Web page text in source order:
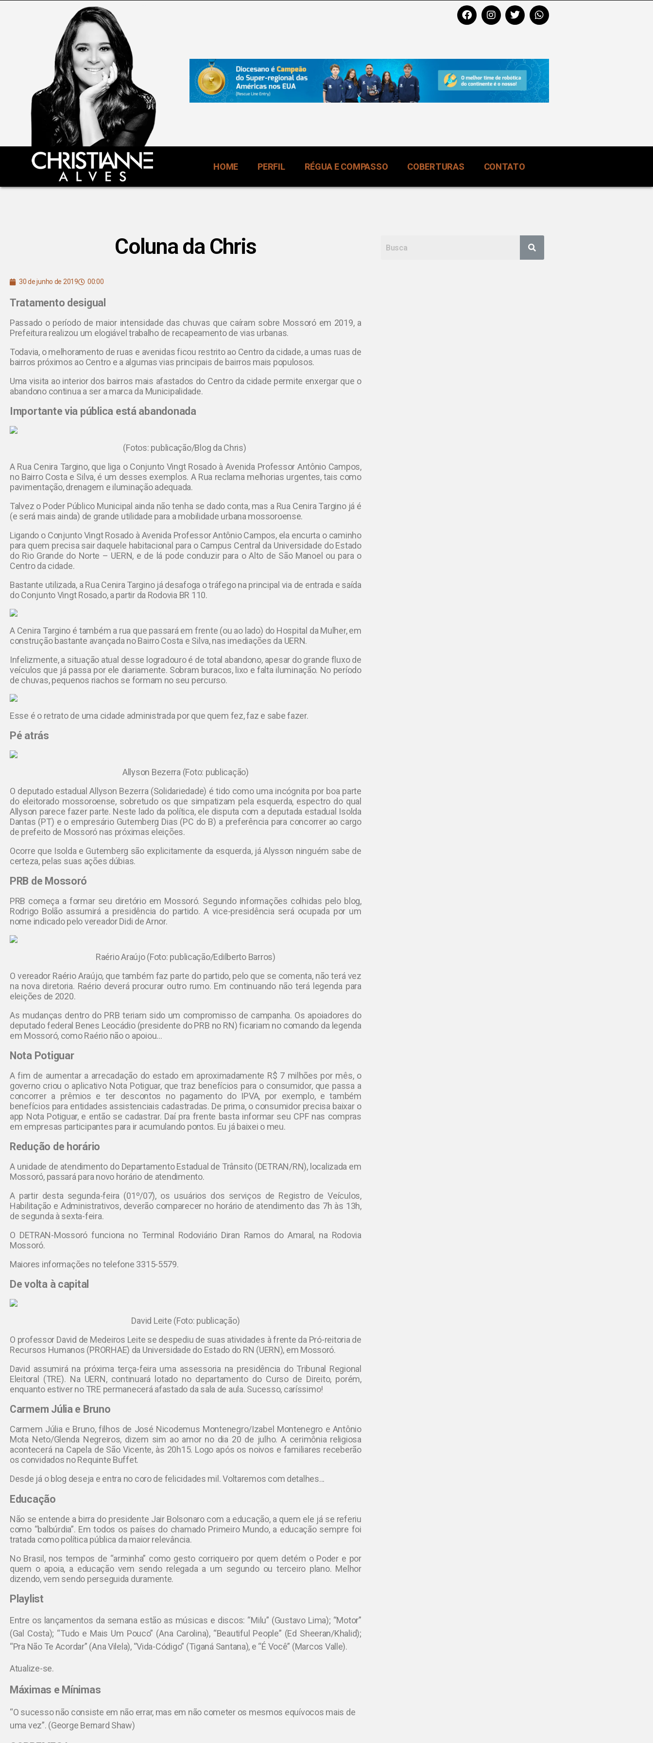
HOME PERFIL RÉGUA E COMPASSO COBERTURAS CONTATO
Coluna da Chris
30 de junho de 2019 00:00
Tratamento desigual
Passado o período de maior intensidade das chuvas que caíram sobre Mossoró em 2019, a
Prefeitura realizou um elogiável trabalho de recapeamento de vias urbanas.
Todavia, o melhoramento de ruas e avenidas ficou restrito ao Centro da cidade, a umas ruas de
bairros próximos ao Centro e a algumas vias principais de bairros mais populosos.
Uma visita ao interior dos bairros mais afastados do Centro da cidade permite enxergar que o
abandono continua a ser a marca da Municipalidade.
Importante via pública está abandonada
(Fotos: publicação/Blog da Chris)
A Rua Cenira Targino, que liga o Conjunto Vingt Rosado à Avenida Professor Antônio Campos,
no Bairro Costa e Silva, é um desses exemplos. A Rua reclama melhorias urgentes, tais como
pavimentação, drenagem e iluminação adequada.
Talvez o Poder Público Municipal ainda não tenha se dado conta, mas a Rua Cenira Targino já é
(e será mais ainda) de grande utilidade para a mobilidade urbana mossoroense.
Ligando o Conjunto Vingt Rosado à Avenida Professor Antônio Campos, ela encurta o caminho
para quem precisa sair daquele habitacional para o Campus Central da Universidade do Estado
do Rio Grande do Norte – UERN, e de lá pode conduzir para o Alto de São Manoel ou para o
Centro da cidade.
Bastante utilizada, a Rua Cenira Targino já desafoga o tráfego na principal via de entrada e saída
do Conjunto Vingt Rosado, a partir da Rodovia BR 110.
A Cenira Targino é também a rua que passará em frente (ou ao lado) do Hospital da Mulher, em
construção bastante avançada no Bairro Costa e Silva, nas imediações da UERN.
Infelizmente, a situação atual desse logradouro é de total abandono, apesar do grande fluxo de
veículos que já passa por ele diariamente. Sobram buracos, lixo e falta iluminação. No período
de chuvas, pequenos riachos se formam no seu percurso.
Esse é o retrato de uma cidade administrada por que quem fez, faz e sabe fazer.
Pé atrás
Allyson Bezerra (Foto: publicação)
O deputado estadual Allyson Bezerra (Solidariedade) é tido como uma incógnita por boa parte
do eleitorado mossoroense, sobretudo os que simpatizam pela esquerda, espectro do qual
Allyson parece fazer parte. Neste lado da política, ele disputa com a deputada estadual Isolda
Dantas (PT) e o empresário Gutemberg Dias (PC do B) a preferência para concorrer ao cargo
de prefeito de Mossoró nas próximas eleições.
Ocorre que Isolda e Gutemberg são explicitamente da esquerda, já Alysson ninguém sabe de
certeza, pelas suas ações dúbias.
PRB de Mossoró
PRB começa a formar seu diretório em Mossoró. Segundo informações colhidas pelo blog,
Rodrigo Bolão assumirá a presidência do partido. A vice-presidência será ocupada por um
nome indicado pelo vereador Didi de Arnor.
Raério Araújo (Foto: publicação/Edilberto Barros)
O vereador Raério Araújo, que também faz parte do partido, pelo que se comenta, não terá vez
na nova diretoria. Raério deverá procurar outro rumo. Em continuando não terá legenda para
eleições de 2020.
As mudanças dentro do PRB teriam sido um compromisso de campanha. Os apoiadores do
deputado federal Benes Leocádio (presidente do PRB no RN) ficariam no comando da legenda
em Mossoró, como Raério não o apoiou…
Nota Potiguar
A fim de aumentar a arrecadação do estado em aproximadamente R$ 7 milhões por mês, o
governo criou o aplicativo Nota Potiguar, que traz benefícios para o consumidor, que passa a
concorrer a prêmios e ter descontos no pagamento do IPVA, por exemplo, e também
benefícios para entidades assistenciais cadastradas. De prima, o consumidor precisa baixar o
app Nota Potiguar, e então se cadastrar. Daí pra frente basta informar seu CPF nas compras
em empresas participantes para ir acumulando pontos. Eu já baixei o meu.
Redução de horário
A unidade de atendimento do Departamento Estadual de Trânsito (DETRAN/RN), localizada em
Mossoró, passará para novo horário de atendimento.
A partir desta segunda-feira (01º/07), os usuários dos serviços de Registro de Veículos,
Habilitação e Administrativos, deverão comparecer no horário de atendimento das 7h às 13h,
de segunda à sexta-feira.
O DETRAN-Mossoró funciona no Terminal Rodoviário Diran Ramos do Amaral, na Rodovia
Mossoró.
Maiores informações no telefone 3315-5579.
De volta à capital
David Leite (Foto: publicação)
O professor David de Medeiros Leite se despediu de suas atividades à frente da Pró-reitoria de
Recursos Humanos (PRORHAE) da Universidade do Estado do RN (UERN), em Mossoró.
David assumirá na próxima terça-feira uma assessoria na presidência do Tribunal Regional
Eleitoral (TRE). Na UERN, continuará lotado no departamento do Curso de Direito, porém,
enquanto estiver no TRE permanecerá afastado da sala de aula. Sucesso, caríssimo!
Carmem Júlia e Bruno
Carmem Júlia e Bruno, filhos de José Nicodemus Montenegro/Izabel Montenegro e Antônio
Mota Neto/Glenda Negreiros, dizem sim ao amor no dia 20 de julho. A cerimônia religiosa
acontecerá na Capela de São Vicente, às 20h15. Logo após os noivos e familiares receberão
os convidados no Requinte Buffet.
Desde já o blog deseja e entra no coro de felicidades mil. Voltaremos com detalhes...
Educação
Não se entende a birra do presidente Jair Bolsonaro com a educação, a quem ele já se referiu
como “balbúrdia”. Em todos os países do chamado Primeiro Mundo, a educação sempre foi
tratada como política pública da maior relevância.
No Brasil, nos tempos de “arminha” como gesto corriqueiro por quem detém o Poder e por
quem o apoia, a educação vem sendo relegada a um segundo ou terceiro plano. Melhor
dizendo, vem sendo perseguida duramente.
Playlist
Entre os lançamentos da semana estão as músicas e discos: “Milu” (Gustavo Lima); “Motor”
(Gal Costa); “Tudo e Mais Um Pouco” (Ana Carolina), “Beautiful People” (Ed Sheeran/Khalid);
“Pra Não Te Acordar” (Ana Vilela), “Vida-Código” (Tiganá Santana), e “É Você” (Marcos Valle).
Atualize-se.
Máximas e Mínimas
“O sucesso não consiste em não errar, mas em não cometer os mesmos equívocos mais de
uma vez”. (George Bernard Shaw)